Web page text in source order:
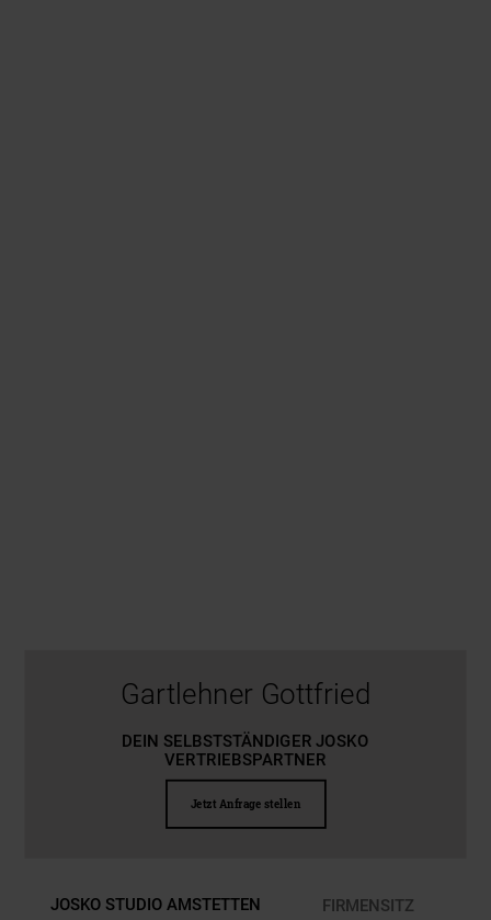
Gartlehner Gottfried
DEIN SELBSTSTÄNDIGER JOSKO
VERTRIEBSPARTNER
Jetzt Anfrage stellen
JOSKO STUDIO AMSTETTEN FIRMENSITZ